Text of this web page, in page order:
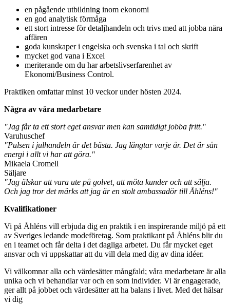
en pågående utbildning inom ekonomi
en god analytisk förmåga
ett stort intresse för detaljhandeln och trivs med att jobba nära
affären
goda kunskaper i engelska och svenska i tal och skrift
mycket god vana i Excel
meriterande om du har arbetslivserfarenhet av
Ekonomi/Business Control.
Praktiken omfattar minst 10 veckor under hösten 2024.
Några av våra medarbetare
"Jag får ta ett stort eget ansvar men kan samtidigt jobba fritt."
Varuhuschef
"Pulsen i julhandeln är det bästa. Jag längtar varje år. Det är sån
energi i allt vi har att göra."
Mikaela Cromell
Säljare
"Jag älskar att vara ute på golvet, att möta kunder och att sälja.
Och jag tror det märks att jag är en stolt ambassadör till Åhléns!"
Kvalifikationer
Vi på Åhléns vill erbjuda dig en praktik i en inspirerande miljö på ett
av Sveriges ledande modeföretag. Som praktikant på Åhléns blir du
en i teamet och får delta i det dagliga arbetet. Du får mycket eget
ansvar och vi uppskattar att du vill dela med dig av dina idéer.
Vi välkomnar alla och värdesätter mångfald; våra medarbetare är alla
unika och vi behandlar var och en som individer. Vi är engagerade,
ger allt på jobbet och värdesätter att ha balans i livet. Med det hälsar
vi dig